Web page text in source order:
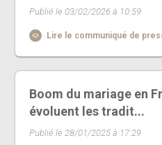
Publié le 03/02/2026 à 10:59
Lire le communiqué de
Boom du mariage en
évoluent les tradit...
Publié le 28/01/2025 à 17:29